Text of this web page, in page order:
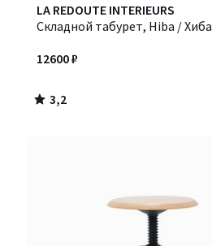
LA REDOUTE INTERIEURS
Складной табурет, Hiba / Хиба
12600 ₽
3,2
/ 5
3,2
/